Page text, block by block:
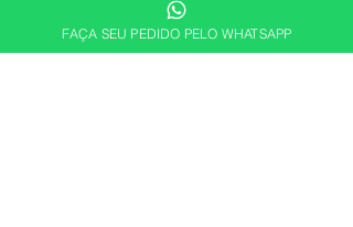
Cadastrar
FAÇA SEU PEDIDO PELO WHATSAPP